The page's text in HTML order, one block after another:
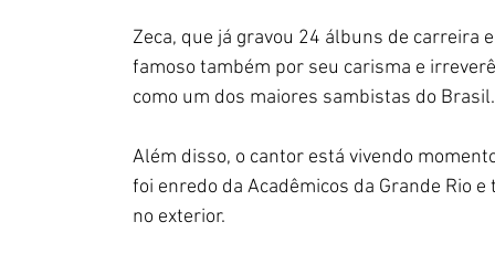
Zeca, que já gravou 24 álbuns de carreira
famoso também por seu carisma e
como um dos maiores sambistas do Brasil.
Além disso, o cantor está vivendo
foi enredo da Acadêmicos da Grande Rio
no exterior.